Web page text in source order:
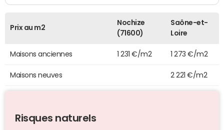
Prix au m2
Nochize
(71600)
Saône-et-
Loire
Maisons anciennes 1 231 €/m2 1 273 €/m2
Maisons neuves 2 221 €/m2
Risques naturels